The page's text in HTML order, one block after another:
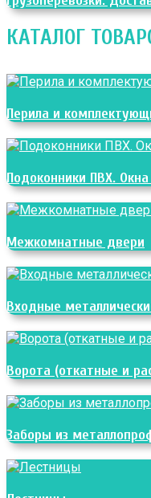
КАТАЛОГ
Перила и
Подоконники ПВХ.
Межкомнатные двери
Входные
Ворота (откатные и
Заборы из